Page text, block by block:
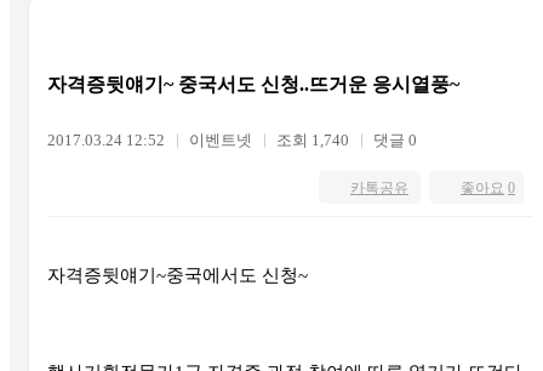
자격증뒷얘기~ 중국서도 신청..뜨거운 응시열풍~
2017.03.24 12:52 이벤트넷 조회 1,740 댓글 0
좋아요 0
카톡공유
자격증뒷얘기 ~중국에서도 신청~